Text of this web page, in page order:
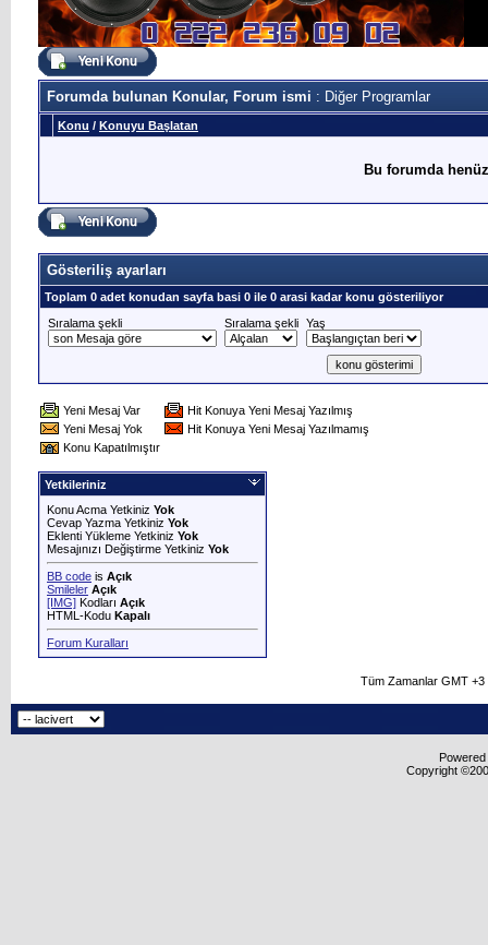
Forumda bulunan Konular, Forum ismi : Diğer Programlar
Konu / Konuyu Başlatan
Bu forumda
Gösteriliş ayarları
Toplam 0 adet konudan sayfa basi 0 ile 0 arasi kadar konu gösteriliyor
Sıralama şekli
Sıralama şekli Yaş
Yeni Mesaj Var
Hit Konuya Yeni Mesaj Yazılmış
Yeni Mesaj Yok
Hit Konuya Yeni Mesaj Yazılmamış
Konu Kapatılmıştır
Yetkileriniz
Konu Acma Yetkiniz Yok
Cevap Yazma Yetkiniz Yok
Eklenti Yükleme Yetkiniz Yok
Mesajınızı Değiştirme Yetkiniz Yok
BB code is Açık
Smileler Açık
[IMG] Kodları Açık
HTML-Kodu Kapalı
Forum Kuralları
Tüm Zamanlar GMT
Copyright